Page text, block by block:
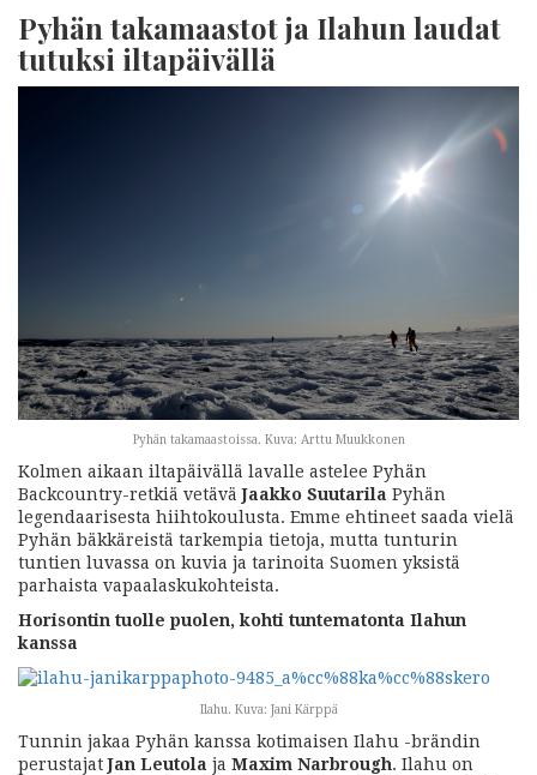
Pyhän takamaastot ja Ilahun laudat
tutuksi iltapäivällä
Pyhän takamaastoissa. Kuva: Arttu Muukkonen
Kolmen aikaan iltapäivällä lavalle astelee Pyhän
Backcountry-retkiä vetäväJaakko Suutarila Pyhän
legendaarisesta hiihtokoulusta. Emme ehtineet saada vielä
Pyhän bäkkäreistä tarkempia tietoja, mutta tunturin
tuntien luvassa on kuvia ja tarinoita Suomen yksistä
parhaista vapaalaskukohteista.
Horisontin tuolle puolen, kohti tuntematonta Ilahun
kanssa
Ilahu. Kuva: Jani Kärppä
Tunnin jakaa Pyhän kanssa kotimaisen Ilahu -brändin
perustajatJan Leutola ja Maxim Narbrough. Ilahu on